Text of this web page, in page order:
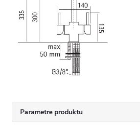
Parametre produktu